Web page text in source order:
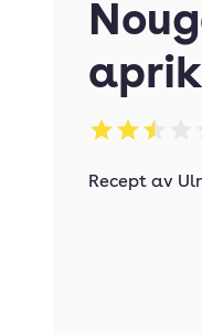
Betyg: 2.5 av
Recept av